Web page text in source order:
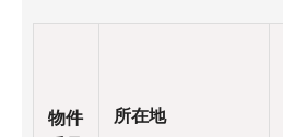
物件
所在地